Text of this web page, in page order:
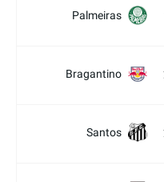
Palmeiras
Bragantino
Santos